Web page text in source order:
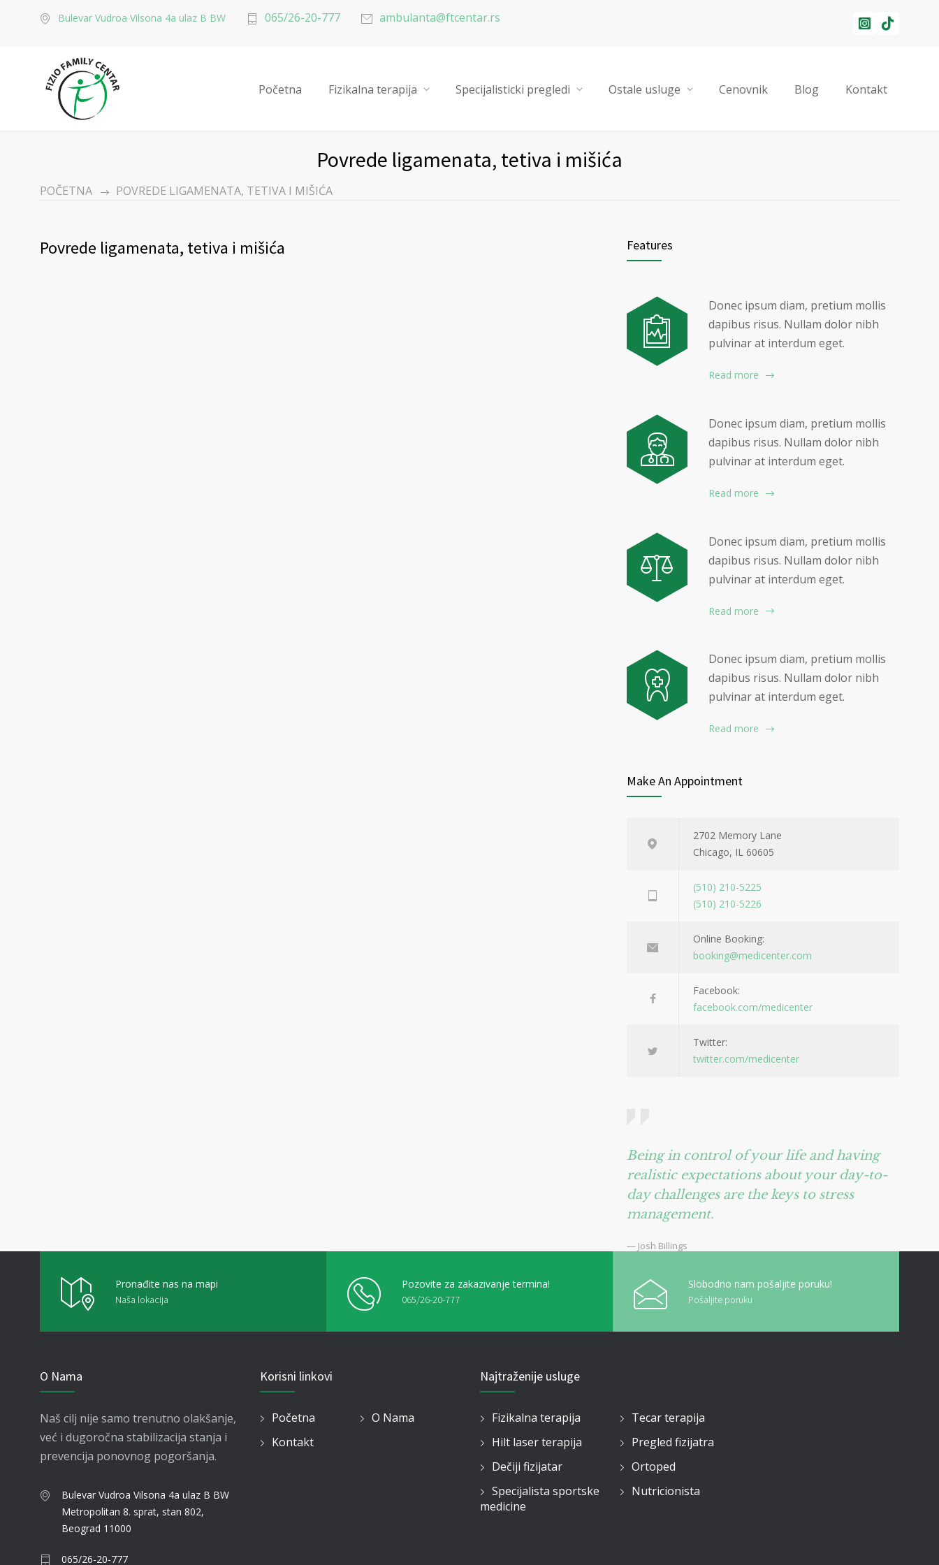
Bulevar Vudroa Vilsona 4a ulaz B BW 065/26-20-777 ambulanta@ftcentar.rs
Početna Fizikalna terapija Specijalisticki pregledi Ostale usluge Cenovnik Blog Kontakt
Povrede ligamenata, tetiva i mišića
POČETNA POVREDE LIGAMENATA, TETIVA I MIŠIĆA
Povrede ligamenata, tetiva i mišića Features
Donec ipsum diam, pretium mollis
dapibus risus. Nullam dolor nibh
pulvinar at interdum eget.
Read more
Donec ipsum diam, pretium mollis
dapibus risus. Nullam dolor nibh
pulvinar at interdum eget.
Read more
Donec ipsum diam, pretium mollis
dapibus risus. Nullam dolor nibh
pulvinar at interdum eget.
Read more
Donec ipsum diam, pretium mollis
dapibus risus. Nullam dolor nibh
pulvinar at interdum eget.
Read more
Make An Appointment
2702 Memory Lane
Chicago, IL 60605
(510) 210-5225
(510) 210-5226
Online Booking:
booking@medicenter.com
Facebook:
facebook.com/medicenter
Twitter:
twitter.com/medicenter
Being in control of your life and having
realistic expectations about your day-to-
day challenges are the keys to stress
management.
— Josh Billings
Pronađite nas na mapi
Naša lokacija
Pozovite za zakazivanje termina!
065/26-20-777
Slobodno nam pošaljite poruku!
Pošaljite poruku
O Nama
Naš cilj nije samo trenutno olakšanje,
već i dugoročna stabilizacija stanja i
prevencija ponovnog pogoršanja.
Bulevar Vudroa Vilsona 4a ulaz B BW
Metropolitan 8. sprat, stan 802,
Beograd 11000
065/26-20-777
Korisni linkovi
Početna
O Nama
Kontakt
Najtraženije usluge
Fizikalna terapija
Tecar terapija
Hilt laser terapija
Pregled fizijatra
Dečiji fizijatar
Ortoped
Specijalista sportske
medicine
Nutricionista